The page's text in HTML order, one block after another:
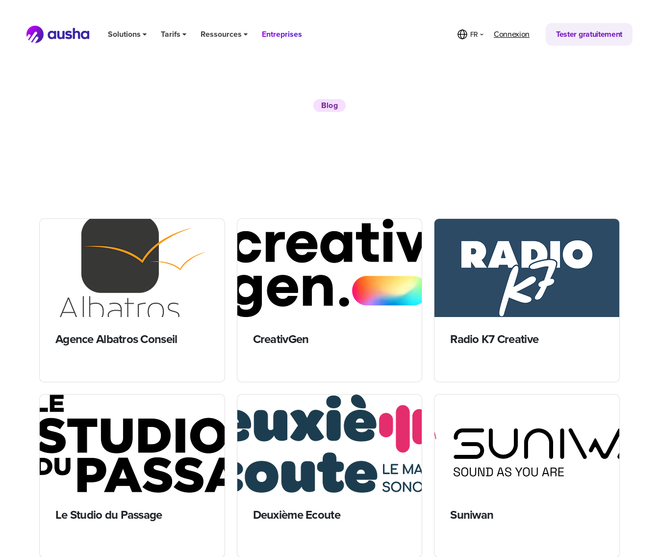
Solutions Tarifs Ressources Entreprises FR Connexion Tester gratuitement
Blog
Agence Albatros Conseil CreativGen Radio K7 Creative
Le Studio du Passage Deuxième Ecoute Suniwan